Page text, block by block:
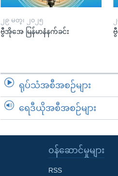
၂၉ မတ္၊ ၂၀၂၅
ဗွီအိုအေ မြန်မာနံနက်ခင်း
ရုပ်သံအစီအစဉ်များ
ရေဒီယိုအစီအစဉ်များ
၀န်ဆောင်မှုများ
RSS